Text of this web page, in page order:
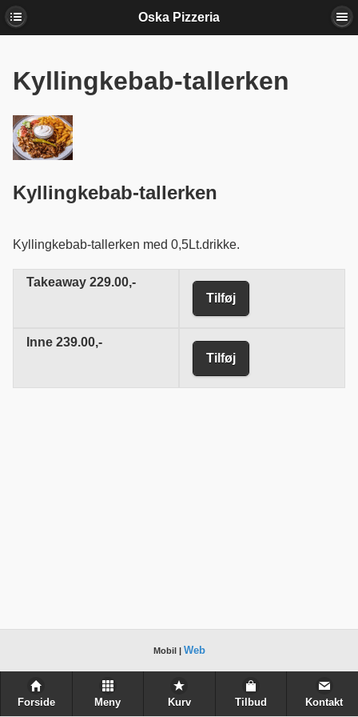
Oska Pizzeria
Kyllingkebab-tallerken
Kyllingkebab-tallerken
Kyllingkebab-tallerken med 0,5Lt.drikke.
Takeaway 229.00,-
Tilføj
Inne 239.00,-
Tilføj
Mobil | Web
Forside Meny Kurv Tilbud Kontakt